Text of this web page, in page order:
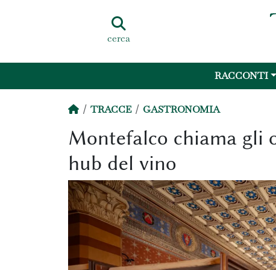
cerca
RACCONTI
TRACCE GASTRONOMIA
Montefalco chiama gli
hub del vino